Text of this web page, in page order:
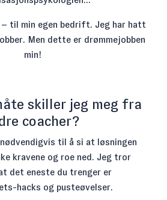
– til min egen bedrift. Jeg har hatt
Men dette er drømmejobben
min!
skiller jeg meg fra
coacher?
til å si at løsningen
kravene og roe ned. Jeg tror
det eneste du trenger er
hacks og pusteøvelser.